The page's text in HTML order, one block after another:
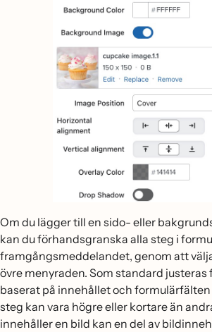
Om du lägger till en sido- eller
kan du förhandsgranska alla steg i
framgångsmeddelandet, genom att
övre menyraden. Som standard
baserat på innehållet och formulärfälten
steg kan vara högre eller kortare än
innehåller en bild kan en del av